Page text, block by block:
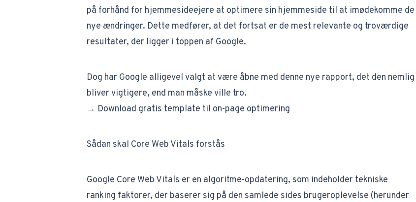
på forhånd for hjemmesideejere at optimere sin hjemmeside til at imødekomme de
nye ændringer. Dette medfører, at det fortsat er de mest relevante og troværdige
resultater, der ligger i toppen af Google.
Dog har Google alligevel valgt at være åbne med denne nye rapport, det den nemlig
bliver vigtigere, end man måske ville tro.
→ Download gratis template til on-page optimering
Sådan skal Core Web Vitals forstås
Google Core Web Vitals er en algoritme-opdatering, som indeholder tekniske
ranking faktorer, der baserer sig på den samlede sides brugeroplevelse (herunder